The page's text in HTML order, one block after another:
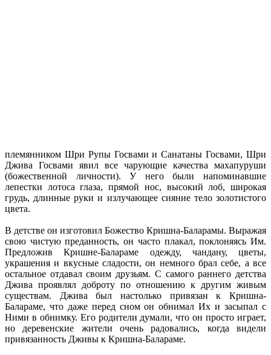
племянником Шри Рупы Госвами и Санатаны Госвами, Шри
Джива Госвами явил все чарующие качества махапуруши
(божественной личности). У него были напоминавшие
лепестки лотоса глаза, прямой нос, высокий лоб, широкая
грудь, длинные руки и излучающее сияние тело золотистого
цвета.
В детстве он изготовил Божество Кришна-Баларамы. Выражая
свою чистую преданность, он часто плакал, поклоняясь Им.
Предложив Кришне-Балараме одежду, чандану, цветы,
украшения и вкусные сладости, он немного брал себе, а все
остальное отдавал своим друзьям. С самого раннего детства
Джива проявлял доброту по отношению к другим живым
существам. Джива был настолько привязан к Кришна-
Балараме, что даже перед сном он обнимал Их и засыпал с
Ними в обнимку. Его родители думали, что он просто играет,
но деревенские жители очень радовались, когда видели
привязанность Дживы к Кришна-Балараме.